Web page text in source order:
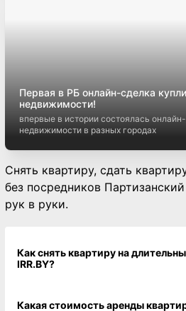
Первая в РБ онлайн-сделка
недвижимости!
впервые в истории состоялась
недвижимости в разных городах
Снять квартиру, сдать
без посредников
рук в руки.
Как снять квартиру на длительный срок в
IRR.BY?
Какая стоимость аренды